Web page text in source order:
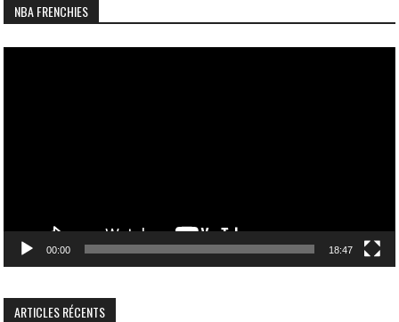
NBA FRENCHIES
00:00 18:47
ARTICLES RÉCENTS